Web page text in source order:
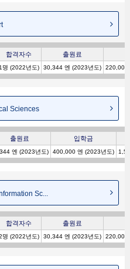
합격자수 출원료
1명 (2022년도) 30,344 엔 (2023년도) 220,000
Sciences
출원료 입학금
엔 (2023년도) 400,000 엔 (2023년도)
Sc...
합격자수 출원료
명 (2022년도) 30,344 엔 (2023년도) 220,000